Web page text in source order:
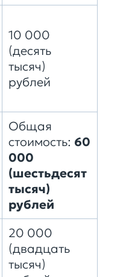
10 000
(десять
тысяч)
рублей
Общая
стоимость: 60
000
(шестьдесят
тысяч)
рублей
20 000
(двадцать
тысяч)